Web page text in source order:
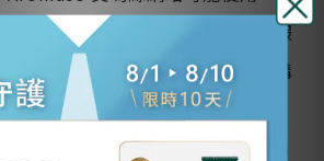
於提供更適合使用者個人需要的服
伺服器用來和使用者瀏覽器進行溝
能在使用者的電腦中儲存某些資
網站也會讀取儲存在使用者電腦